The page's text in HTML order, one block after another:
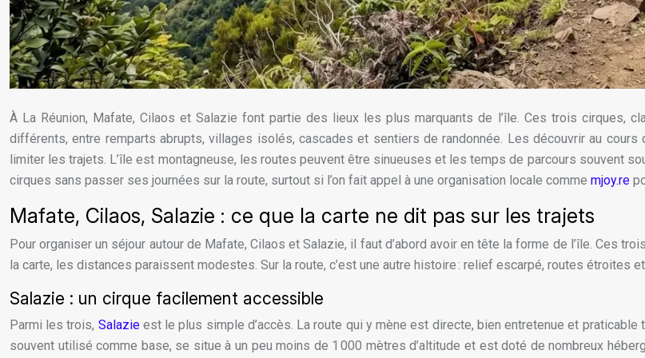
À La Réunion, Mafate, Cilaos et Salazie font partie des lieux les plus marquants de l’île. Ces trois cirques,
différents, entre remparts abrupts, villages isolés, cascades et sentiers de randonnée. Les découvrir au cours
limiter les trajets. L’île est montagneuse, les routes peuvent être sinueuses et les temps de parcours souvent
cirques sans passer ses journées sur la route, surtout si l’on fait appel à une organisation locale comme mjoy.re
Mafate, Cilaos, Salazie : ce que la carte ne dit pas sur les trajets
Pour organiser un séjour autour de Mafate, Cilaos et Salazie, il faut d’abord avoir en tête la forme de l’île. Ces
la carte, les distances paraissent modestes. Sur la route, c’est une autre histoire : relief escarpé, routes étroites
Salazie : un cirque facilement accessible
Parmi les trois, Salazieest le plus simple d’accès. La route qui y mène est directe, bien entretenue et
souvent utilisé comme base, se situe à un peu moins de 1 000 mètres d’altitude et est doté de nombreux